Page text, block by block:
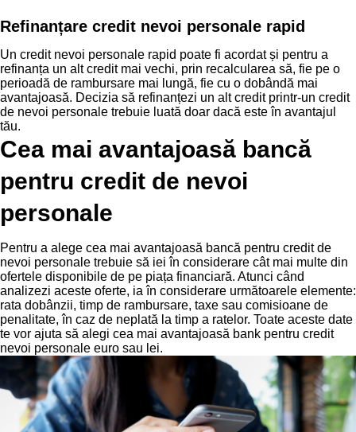
Refinanțare credit nevoi personale rapid
Un credit nevoi personale rapid poate fi acordat și pentru a
refinanța un alt credit mai vechi, prin recalcularea să, fie pe o
perioadă de rambursare mai lungă, fie cu o dobândă mai
avantajoasă. Decizia să refinanțezi un alt credit printr-un credit
de nevoi personale trebuie luată doar dacă este în avantajul
tău.
Cea mai avantajoasă bancă
pentru credit de nevoi
personale
Pentru a alege cea mai avantajoasă bancă pentru credit de
nevoi personale trebuie să iei în considerare cât mai multe din
ofertele disponibile de pe piața financiară. Atunci când
analizezi aceste oferte, ia în considerare următoarele elemente:
rata dobânzii, timp de rambursare, taxe sau comisioane de
penalitate, în caz de neplată la timp a ratelor. Toate aceste date
te vor ajuta să alegi cea mai avantajoasă bank pentru credit
nevoi personale euro sau lei.